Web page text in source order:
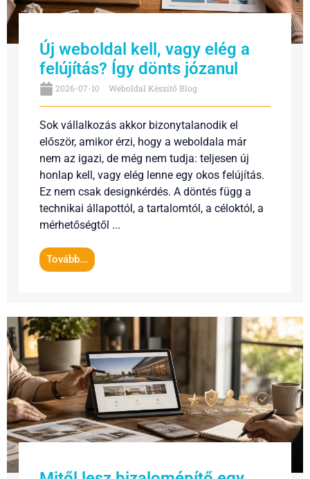
Új weboldal kell, vagy elég a
felújítás? Így dönts józanul
2026-07-10 Weboldal Készítő Blog
Sok vállalkozás akkor bizonytalanodik el
először, amikor érzi, hogy a weboldala már
nem az igazi, de még nem tudja: teljesen új
honlap kell, vagy elég lenne egy okos felújítás.
Ez nem csak designkérdés. A döntés függ a
technikai állapottól, a tartalomtól, a céloktól, a
mérhetőségtől ...
Tovább...